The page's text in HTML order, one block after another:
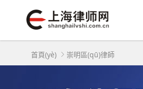
首頁(yè) 崇明區(qū)律師